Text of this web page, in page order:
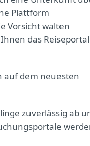
Plattform
Vorsicht walten
das Reiseportal
auf dem neuesten
zuverlässig ab